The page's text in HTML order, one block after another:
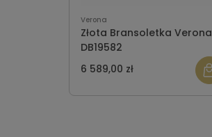
Verona
Złota Bransoletka Verona
DB19582
6 589,00 zł